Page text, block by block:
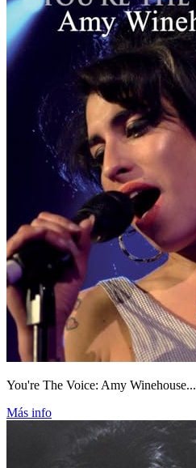
You're The Voice: Amy Winehouse...
Más info